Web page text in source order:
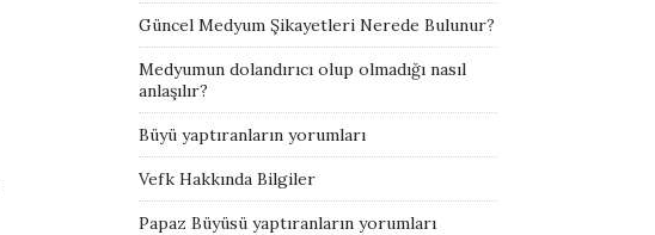
Güncel Medyum Şikayetleri Nerede Bulunur?
Medyumun dolandırıcı olup olmadığı nasıl
anlaşılır?
Büyü yaptıranların yorumları
Vefk Hakkında Bilgiler
Papaz Büyüsü yaptıranların yorumları